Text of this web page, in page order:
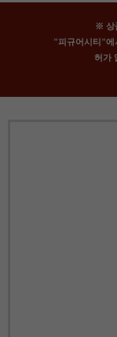
※ 상
"피규어시티"에
허가